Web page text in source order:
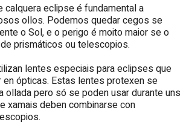
calquera eclipse é fundamental a
ollos. Podemos quedar cegos se
o Sol, e o perigo é moito maior se o
prismáticos ou telescopios.
lentes especiais para eclipses que
en ópticas. Estas lentes protexen se
ollada pero só se poden usar durante uns
xamais deben combinarse con